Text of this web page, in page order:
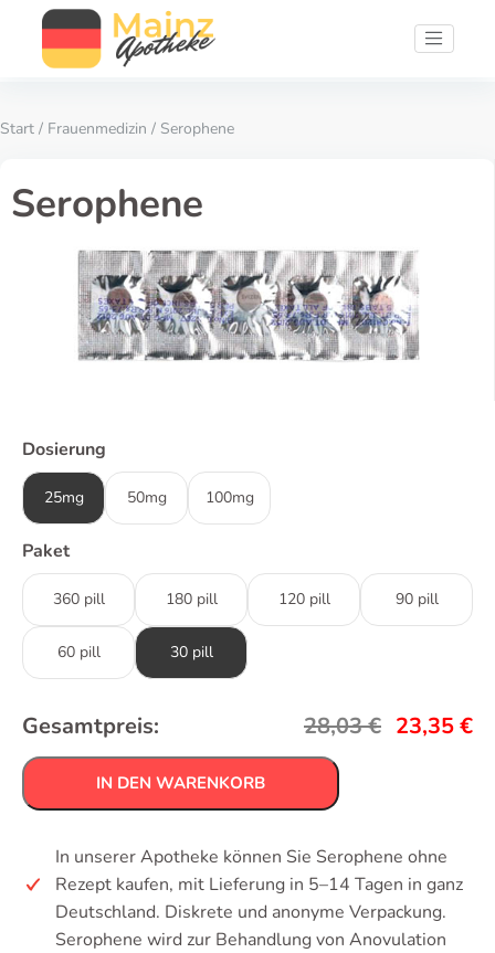
Start / Frauenmedizin / Serophene
Serophene
Dosierung
25mg 50mg 100mg
Paket
360 pill 180 pill 120 pill 90 pill
60 pill 30 pill
Gesamtpreis: 28,03€ 23,35€
IN DEN WARENKORB
In unserer Apotheke können Sie Serophene ohne
Rezept kaufen, mit Lieferung in 5–14 Tagen in ganz
Deutschland. Diskrete und anonyme Verpackung.
Serophene wird zur Behandlung von Anovulation